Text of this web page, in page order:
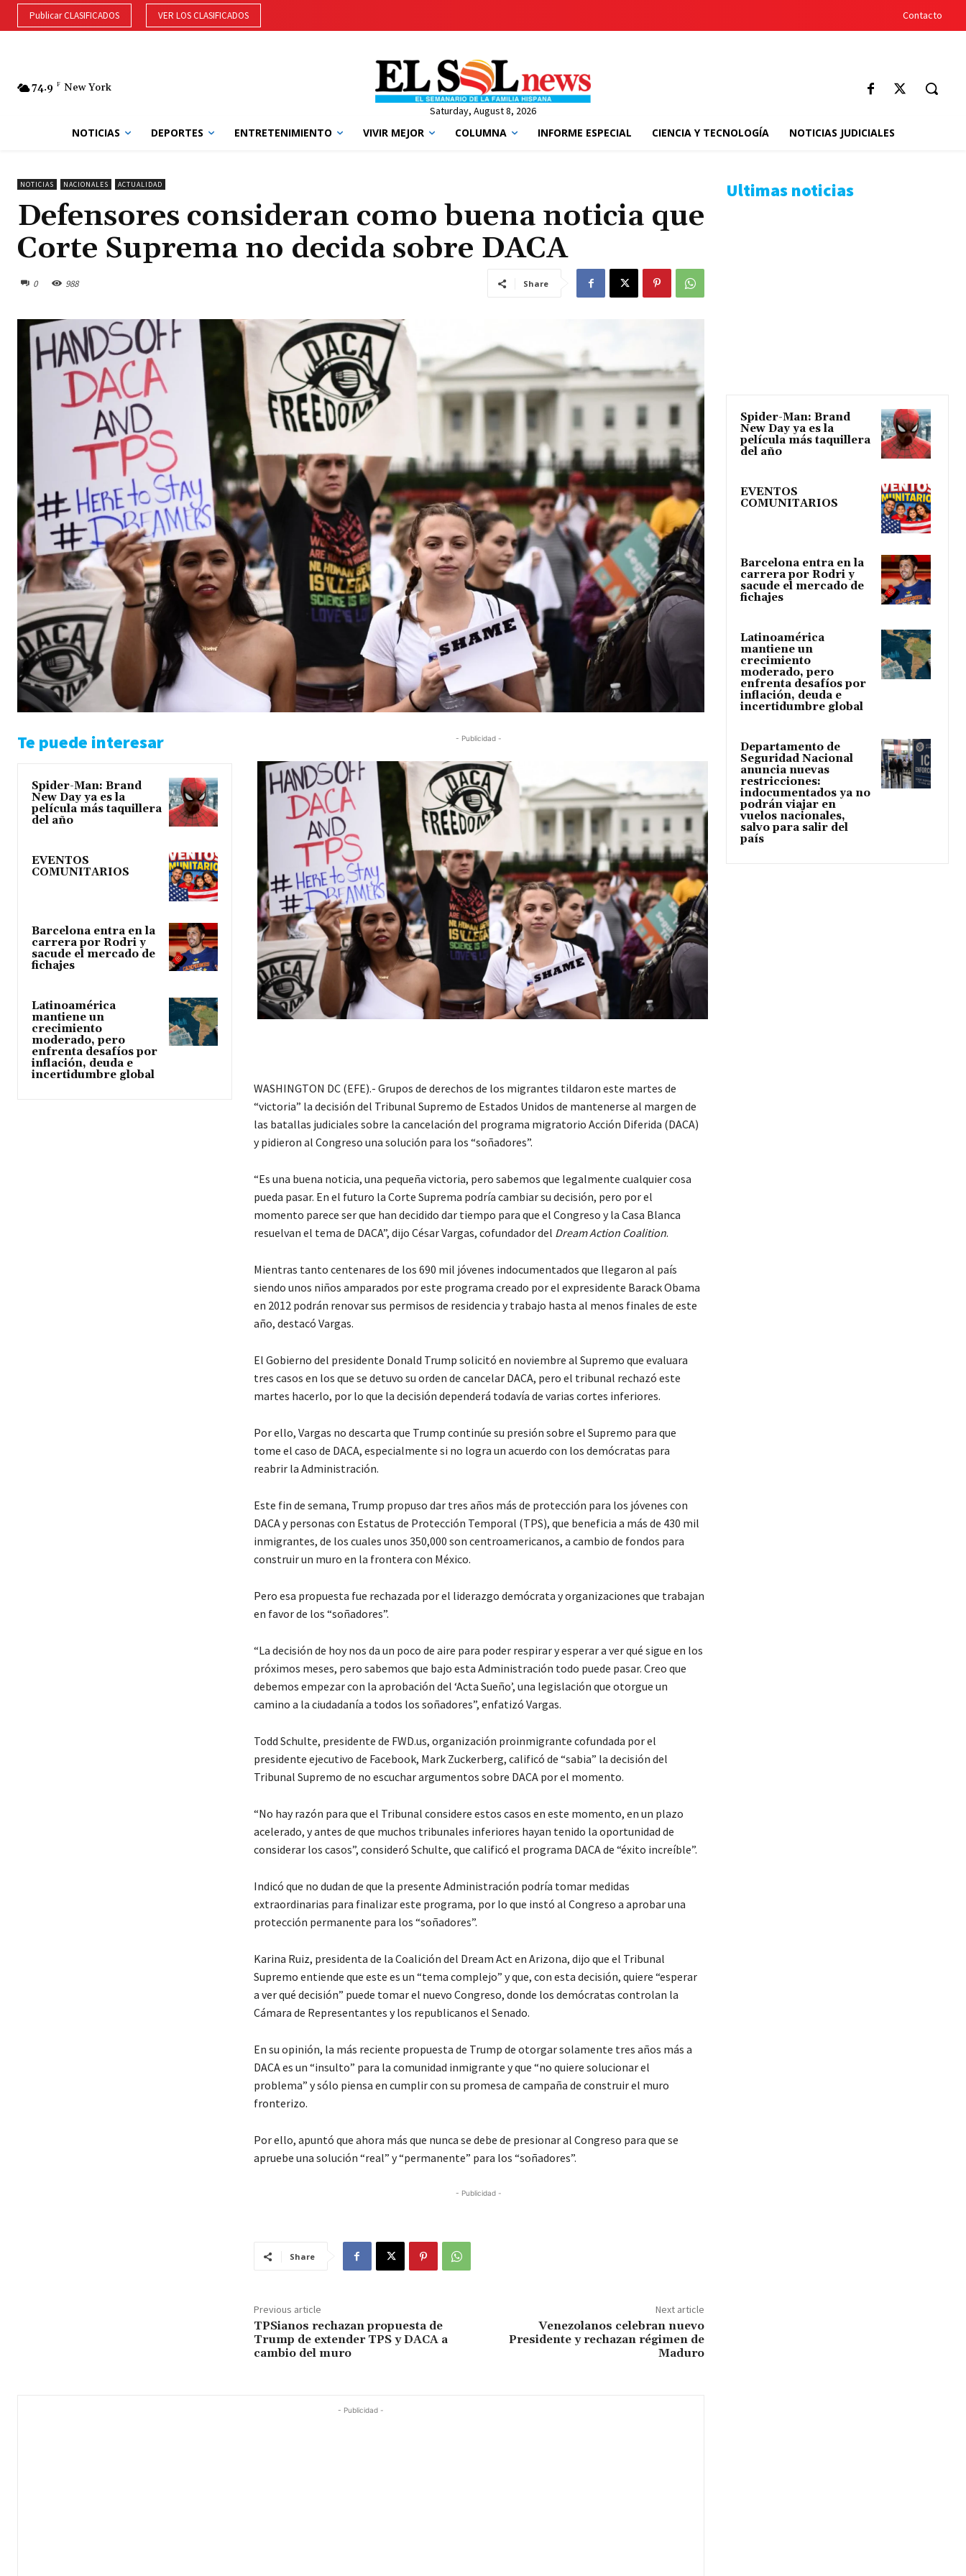
Publicar CLASIFICADOS VER LOS CLASIFICADOS Contacto
74.9 F New York
Saturday, August 8, 2026
NOTICIAS DEPORTES ENTRETENIMIENTO VIVIR MEJOR COLUMNA INFORME ESPECIAL CIENCIA Y TECNOLOGÍA NOTICIAS JUDICIALES
NOTICIAS NACIONALES ACTUALIDAD
Defensores consideran como buena noticia que
Corte Suprema no decida sobre DACA
0 988 Share
Te puede interesar
Spider-Man: Brand
New Day ya es la
película más taquillera
del año
EVENTOS
COMUNITARIOS
Barcelona entra en la
carrera por Rodri y
sacude el mercado de
fichajes
Latinoamérica
mantiene un
crecimiento
moderado, pero
enfrenta desafíos por
inflación, deuda e
incertidumbre global
- Publicidad -
WASHINGTON DC (EFE).- Grupos de derechos de los migrantes tildaron este martes de
“victoria” la decisión del Tribunal Supremo de Estados Unidos de mantenerse al margen de
las batallas judiciales sobre la cancelación del programa migratorio Acción Diferida (DACA)
y pidieron al Congreso una solución para los “soñadores”.
“Es una buena noticia, una pequeña victoria, pero sabemos que legalmente cualquier cosa
pueda pasar. En el futuro la Corte Suprema podría cambiar su decisión, pero por el
momento parece ser que han decidido dar tiempo para que el Congreso y la Casa Blanca
resuelvan el tema de DACA”, dijo César Vargas, cofundador del Dream Action Coalition.
Mientras tanto centenares de los 690 mil jóvenes indocumentados que llegaron al país
siendo unos niños amparados por este programa creado por el expresidente Barack Obama
en 2012 podrán renovar sus permisos de residencia y trabajo hasta al menos finales de este
año, destacó Vargas.
El Gobierno del presidente Donald Trump solicitó en noviembre al Supremo que evaluara
tres casos en los que se detuvo su orden de cancelar DACA, pero el tribunal rechazó este
martes hacerlo, por lo que la decisión dependerá todavía de varias cortes inferiores.
Por ello, Vargas no descarta que Trump continúe su presión sobre el Supremo para que
tome el caso de DACA, especialmente si no logra un acuerdo con los demócratas para
reabrir la Administración.
Este fin de semana, Trump propuso dar tres años más de protección para los jóvenes con
DACA y personas con Estatus de Protección Temporal (TPS), que beneficia a más de 430 mil
inmigrantes, de los cuales unos 350,000 son centroamericanos, a cambio de fondos para
construir un muro en la frontera con México.
Pero esa propuesta fue rechazada por el liderazgo demócrata y organizaciones que trabajan
en favor de los “soñadores”.
“La decisión de hoy nos da un poco de aire para poder respirar y esperar a ver qué sigue en los
próximos meses, pero sabemos que bajo esta Administración todo puede pasar. Creo que
debemos empezar con la aprobación del ‘Acta Sueño’, una legislación que otorgue un
camino a la ciudadanía a todos los soñadores”, enfatizó Vargas.
Todd Schulte, presidente de FWD.us, organización proinmigrante cofundada por el
presidente ejecutivo de Facebook, Mark Zuckerberg, calificó de “sabia” la decisión del
Tribunal Supremo de no escuchar argumentos sobre DACA por el momento.
“No hay razón para que el Tribunal considere estos casos en este momento, en un plazo
acelerado, y antes de que muchos tribunales inferiores hayan tenido la oportunidad de
considerar los casos”, consideró Schulte, que calificó el programa DACA de “éxito increíble”.
Indicó que no dudan de que la presente Administración podría tomar medidas
extraordinarias para finalizar este programa, por lo que instó al Congreso a aprobar una
protección permanente para los “soñadores”.
Karina Ruiz, presidenta de la Coalición del Dream Act en Arizona, dijo que el Tribunal
Supremo entiende que este es un “tema complejo” y que, con esta decisión, quiere “esperar
a ver qué decisión” puede tomar el nuevo Congreso, donde los demócratas controlan la
Cámara de Representantes y los republicanos el Senado.
En su opinión, la más reciente propuesta de Trump de otorgar solamente tres años más a
DACA es un “insulto” para la comunidad inmigrante y que “no quiere solucionar el
problema” y sólo piensa en cumplir con su promesa de campaña de construir el muro
fronterizo.
Por ello, apuntó que ahora más que nunca se debe de presionar al Congreso para que se
apruebe una solución “real” y “permanente” para los “soñadores”.
- Publicidad -
Share
Previous article
TPSianos rechazan propuesta de
Trump de extender TPS y DACA a
cambio del muro
Next article
Venezolanos celebran nuevo
Presidente y rechazan régimen de
Maduro
- Publicidad -
Ultimas noticias
Spider-Man: Brand
New Day ya es la
película más taquillera
del año
EVENTOS
COMUNITARIOS
Barcelona entra en la
carrera por Rodri y
sacude el mercado de
fichajes
Latinoamérica
mantiene un
crecimiento
moderado, pero
enfrenta desafíos por
inflación, deuda e
incertidumbre global
Departamento de
Seguridad Nacional
anuncia nuevas
restricciones:
indocumentados ya no
podrán viajar en
vuelos nacionales,
salvo para salir del
país